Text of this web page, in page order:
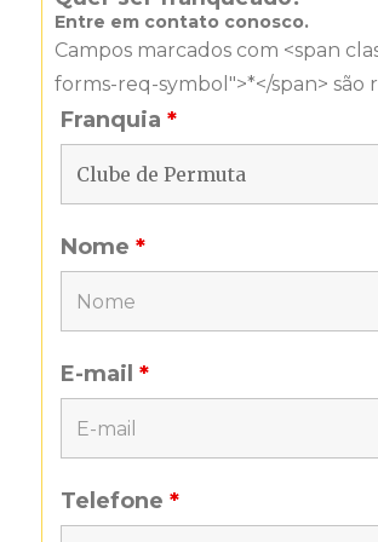
Entre em contato conosco.
Campos marcados com <span
forms-req-symbol">*</span> são
Franquia*
Nome*
E-mail*
Telefone*